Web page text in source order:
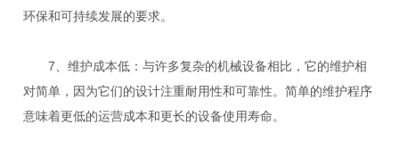
环保和可持续发展的要求。
7、维护成本低：与许多复杂的机械设备相比，它的维护相
对简单，因为它们的设计注重耐用性和可靠性。简单的维护程序
意味着更低的运营成本和更长的设备使用寿命。